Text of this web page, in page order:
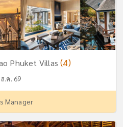
Phuket Villas(4)
.ค. 69
Manager